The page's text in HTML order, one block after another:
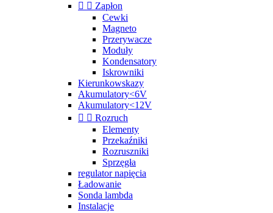
  Zapłon
Cewki
Magneto
Przerywacze
Moduły
Kondensatory
Iskrowniki
Kierunkowskazy
Akumulatory<6V
Akumulatory<12V
  Rozruch
Elementy
Przekaźniki
Rozruszniki
Sprzęgła
regulator napięcia
Ładowanie
Sonda lambda
Instalacje